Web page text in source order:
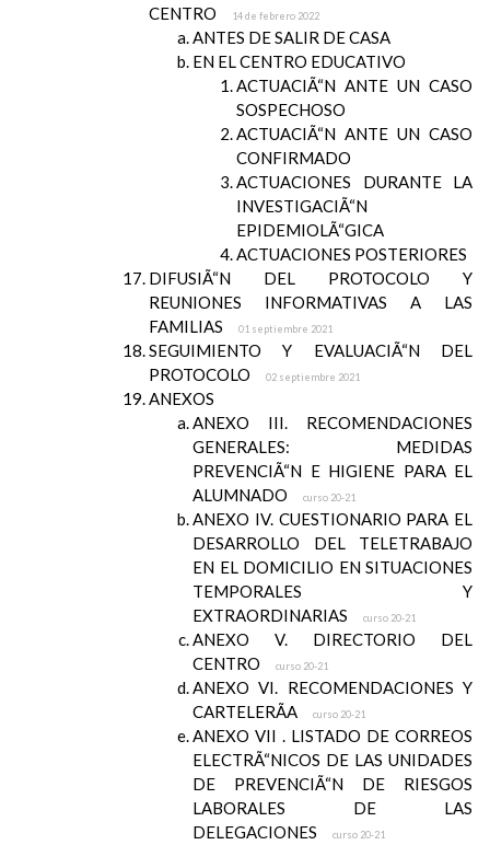
CENTRO
14 de febrero 2022
ANTES DE SALIR DE CASA
EN EL CENTRO EDUCATIVO
ACTUACIÃ“N ANTE UN CASO
SOSPECHOSO
ACTUACIÃ“N ANTE UN CASO
CONFIRMADO
ACTUACIONES DURANTE LA
INVESTIGACIÃ“N
EPIDEMIOLÃ“GICA
ACTUACIONES POSTERIORES
DIFUSIÃ“N DEL PROTOCOLO Y
REUNIONES INFORMATIVAS A LAS
FAMILIAS
01 septiembre 2021
SEGUIMIENTO Y EVALUACIÃ“N DEL
PROTOCOLO
02 septiembre 2021
ANEXOS
ANEXO III. RECOMENDACIONES
GENERALES: MEDIDAS
PREVENCIÃ“N E HIGIENE PARA EL
ALUMNADO
curso 20-21
ANEXO IV. CUESTIONARIO PARA EL
DESARROLLO DEL TELETRABAJO
EN EL DOMICILIO EN SITUACIONES
TEMPORALES Y
EXTRAORDINARIAS
curso 20-21
ANEXO V. DIRECTORIO DEL
CENTRO
curso 20-21
ANEXO VI. RECOMENDACIONES Y
CARTELERÃA
curso 20-21
ANEXO VII . LISTADO DE CORREOS
ELECTRÃ“NICOS DE LAS UNIDADES
DE PREVENCIÃ“N DE RIESGOS
LABORALES DE LAS
DELEGACIONES
curso 20-21